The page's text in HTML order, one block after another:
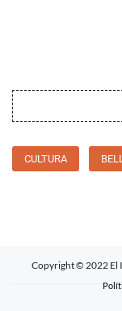
CULTURA
Copyright © 2022 El